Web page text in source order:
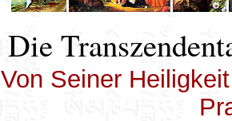
Die
Von Seiner